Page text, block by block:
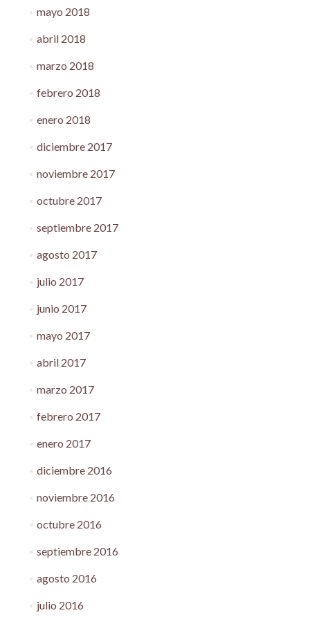
mayo 2018
abril 2018
marzo 2018
febrero 2018
enero 2018
diciembre 2017
noviembre 2017
octubre 2017
septiembre 2017
agosto 2017
julio 2017
junio 2017
mayo 2017
abril 2017
marzo 2017
febrero 2017
enero 2017
diciembre 2016
noviembre 2016
octubre 2016
septiembre 2016
agosto 2016
julio 2016